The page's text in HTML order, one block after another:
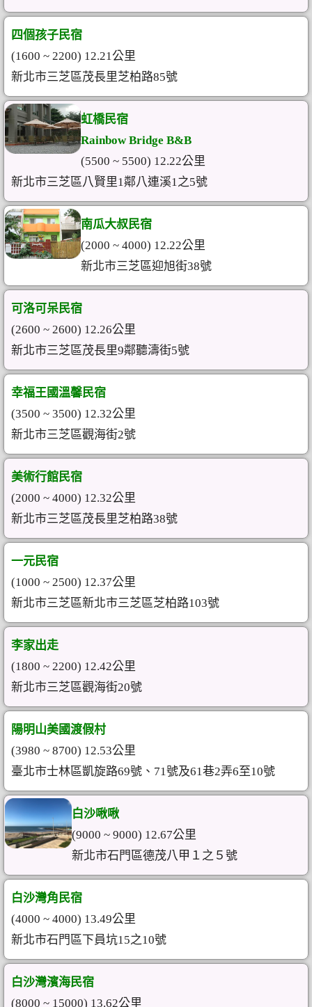
四個孩子民宿
(1600 ~ 2200) 12.21公里
新北市三芝區茂長里芝柏路85號
虹橋民宿
Rainbow Bridge B&B
(5500 ~ 5500) 12.22公里
新北市三芝區八賢里1鄰八連溪1之5號
南瓜大叔民宿
(2000 ~ 4000) 12.22公里
新北市三芝區迎旭街38號
可洛可呆民宿
(2600 ~ 2600) 12.26公里
新北市三芝區茂長里9鄰聽濤街5號
幸福王國溫馨民宿
(3500 ~ 3500) 12.32公里
新北市三芝區觀海街2號
美術行館民宿
(2000 ~ 4000) 12.32公里
新北市三芝區茂長里芝柏路38號
一元民宿
(1000 ~ 2500) 12.37公里
新北市三芝區新北市三芝區芝柏路103號
李家出走
(1800 ~ 2200) 12.42公里
新北市三芝區觀海街20號
陽明山美國渡假村
(3980 ~ 8700) 12.53公里
臺北市士林區凱旋路69號、71號及61巷2弄6至10號
白沙啾啾
(9000 ~ 9000) 12.67公里
新北市石門區德茂八甲１之５號
白沙灣角民宿
(4000 ~ 4000) 13.49公里
新北市石門區下員坑15之10號
白沙灣濱海民宿
(8000 ~ 15000) 13.62公里